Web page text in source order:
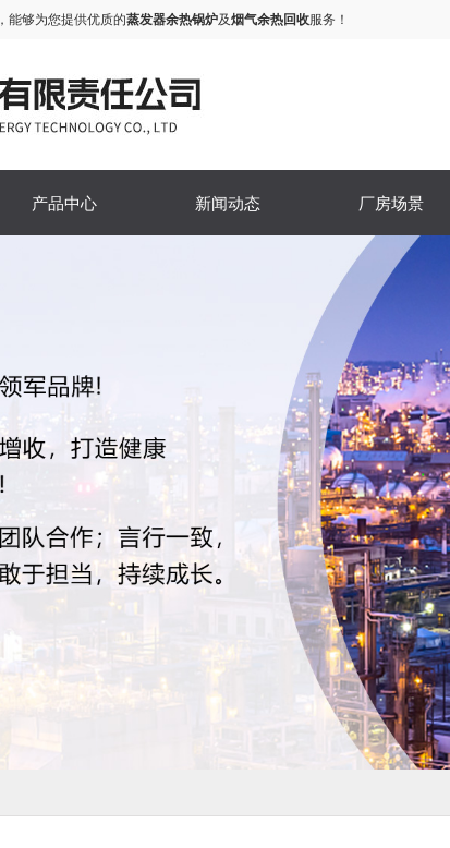
，能够为您提供优质的蒸发器余热锅炉及烟气余热回收服务！
产品中心 新闻动态 厂房场景